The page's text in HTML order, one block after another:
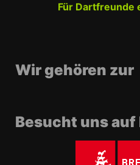
Für Dartfreunde
Wir gehören zur
Besucht uns auf